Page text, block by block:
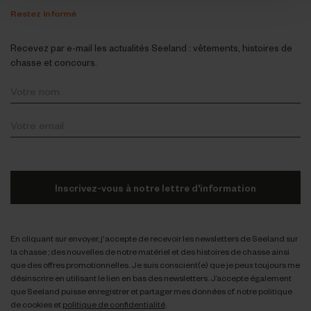
Restez informé
Recevez par e-mail les actualités Seeland : vêtements, histoires de
chasse et concours.
Inscrivez-vous à notre lettre d'information
En cliquant sur envoyer, j'accepte de recevoir les newsletters de Seeland sur
la chasse ; des nouvelles de notre matériel et des histoires de chasse ainsi
que des offres promotionnelles. Je suis conscient(e) que je peux toujours me
désinscrire en utilisant le lien en bas des newsletters. J’accepte également
que Seeland puisse enregistrer et partager mes données cf. notre politique
de cookies et politique de confidentialité.